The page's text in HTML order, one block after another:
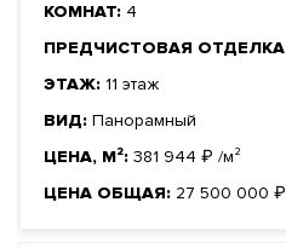
КОМНАТ: 4
ПРЕДЧИСТОВАЯ ОТДЕЛКА
ЭТАЖ: 11 этаж
ВИД: Панорамный
ЦЕНА, М²: 381 944 ₽ /м²
ЦЕНА ОБЩАЯ: 27 500 000 ₽